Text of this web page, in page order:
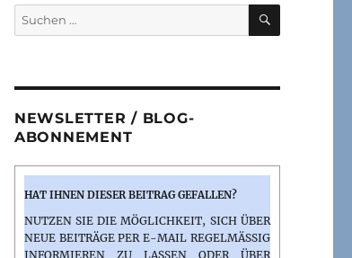
Suchen
nach:
SUCHEN
NEWSLETTER / BLOG-
ABONNEMENT
HAT IHNEN DIESER BEITRAG GEFALLEN?
NUTZEN SIE DIE MÖGLICHKEIT, SICH ÜBER
NEUE BEITRÄGE PER E-MAIL REGELMÄSSIG I
NFORMIEREN ZU LASSEN ODER ÜBER N